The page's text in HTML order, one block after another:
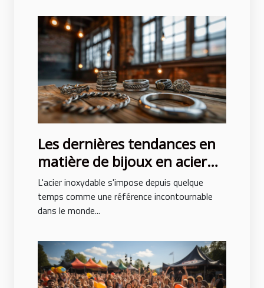
Les dernières tendances en
matière de bijoux en acier
inoxydable
L'acier inoxydable s'impose depuis quelque
temps comme une référence incontournable
dans le monde...